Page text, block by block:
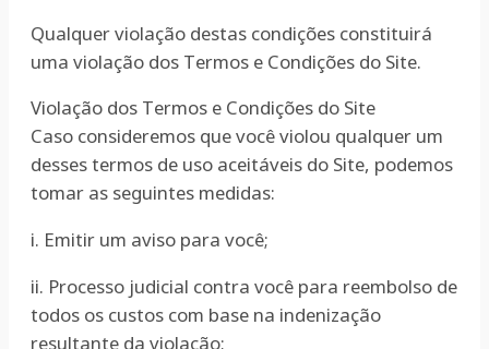
Qualquer violação destas condições constituirá
uma violação dos Termos e Condições do Site.
Violação dos Termos e Condições do Site
Caso consideremos que você violou qualquer um
desses termos de uso aceitáveis do Site, podemos
tomar as seguintes medidas:
i. Emitir um aviso para você;
ii. Processo judicial contra você para reembolso de
todos os custos com base na indenização
resultante da violação;